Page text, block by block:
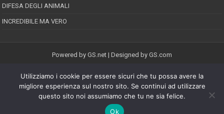
DIFESA DEGLI ANIMALI
INCREDIBILE MA VERO
Powered by GS.net | Designed by GS.com
EPINEION EDITRICE S.R.L.P.Iva 02008710689
Registrazione Tribunale di Pescara reg. speciale della stampa n.08/2012
Direttore responsabile: Maurizio Piccinino
Iscrizione al ROC n.22607
Utilizziamo i cookie per essere sicuri che tu possa avere la
migliore esperienza sul nostro sito. Se continui ad utilizzare
questo sito noi assumiamo che tu ne sia felice.
Ok